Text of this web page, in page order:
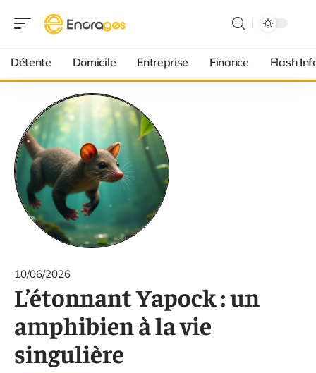
Détente Domicile Entreprise Finance Flash
10/06/2026
L’étonnant Yapock : un
amphibien à la vie
singulière